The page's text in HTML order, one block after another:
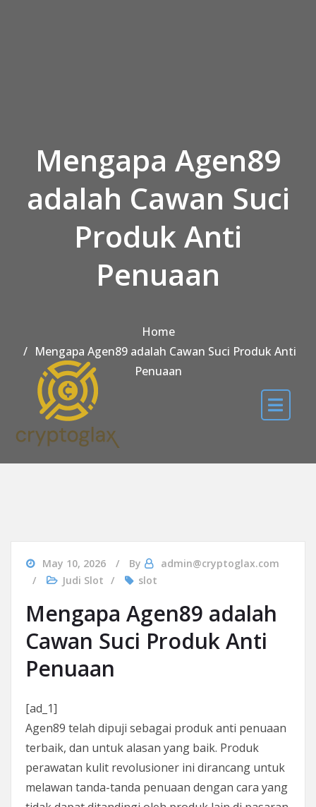
Mengapa Agen89
adalah Cawan Suci
Produk Anti
Penuaan
Home
Mengapa Agen89 adalah Cawan Suci Produk Anti
Penuaan
May 10, 2026 By
admin@cryptoglax.com
Judi Slot
slot
Mengapa Agen89 adalah
Cawan Suci Produk Anti
Penuaan
[ad_1]
Agen89 telah dipuji sebagai produk anti penuaan
terbaik, dan untuk alasan yang baik. Produk
perawatan kulit revolusioner ini dirancang untuk
melawan tanda-tanda penuaan dengan cara yang